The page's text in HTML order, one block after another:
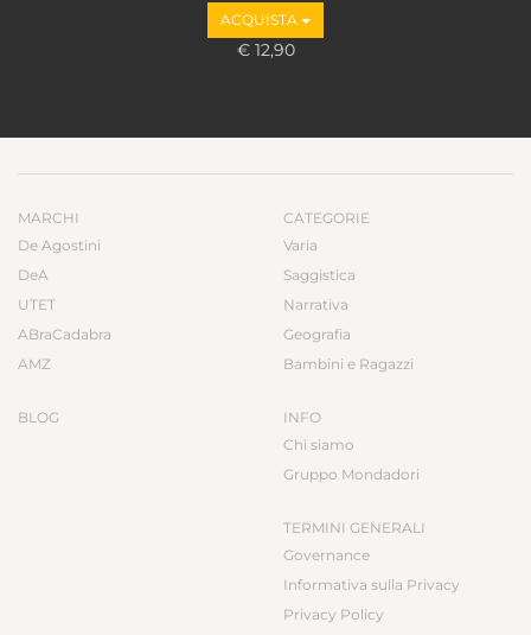
ACQUISTA
€ 12,90
MARCHI
De Agostini
DeA
UTET
ABraCadabra
AMZ
BLOG
CATEGORIE
Varia
Saggistica
Narrativa
Geografia
Bambini e Ragazzi
INFO
Chi siamo
Gruppo Mondadori
TERMINI GENERALI
Governance
Informativa sulla Privacy
Privacy Policy